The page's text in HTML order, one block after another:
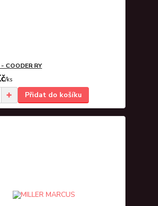
COODER RY
/ks
Přidat do košíku